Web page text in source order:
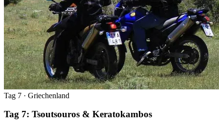
Tag 7 · Griechenland
Tag 7: Tsoutsouros & Keratokambos